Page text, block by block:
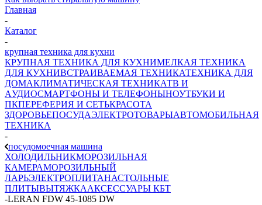
Главная
-
Каталог
-
крупная техника для кухни
КРУПНАЯ ТЕХНИКА ДЛЯ КУХНИМЕЛКАЯ ТЕХНИКА
ДЛЯ КУХНИВСТРАИВАЕМАЯ ТЕХНИКАТЕХНИКА ДЛЯ
ДОМАКЛИМАТИЧЕСКАЯ ТЕХНИКАТВ И
AУДИОСМАРТФОНЫ И ТЕЛЕФОНЫНОУТБУКИ И
ПКПЕРЕФЕРИЯ И СЕТЬКРАСОТА
ЗДОРОВЬЕПОСУДАЭЛЕКТРОТОВАРЫАВТОМОБИЛЬНАЯ
ТЕХНИКА
-
посудомоечная машина
ХОЛОДИЛЬНИКМОРОЗИЛЬНАЯ
КАМЕРАМОРОЗИЛЬНЫЙ
ЛАРЬЭЛЕКТРОПЛИТАНАСТОЛЬНЫЕ
ПЛИТЫВЫТЯЖКААКСЕССУАРЫ КБТ
-LERAN FDW 45-1085 DW